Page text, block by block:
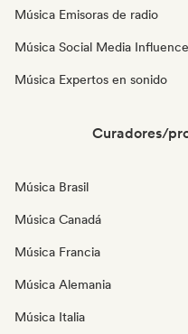
Música Emisoras de radio
Música Social Media
Música Expertos en sonido
Curadores/
Música Brasil
Música Canadá
Música Francia
Música Alemania
Música Italia